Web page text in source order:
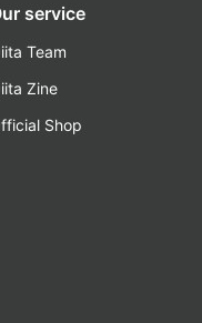
service
Team
Zine
Shop